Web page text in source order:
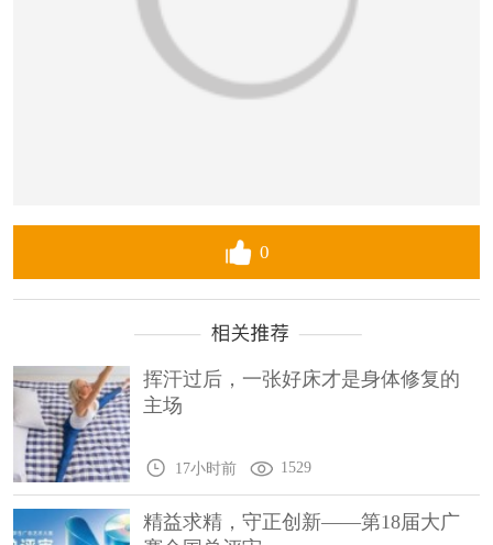
0
挥汗过后，一张好床才是身体修复的
主场
17小时前 1529
精益求精，守正创新——第18届大广